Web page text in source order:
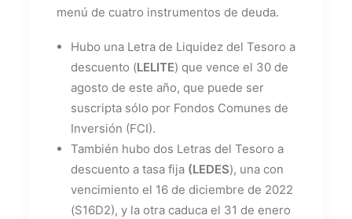
menú de cuatro instrumentos de deuda.
Hubo una Letra de Liquidez del Tesoro a
descuento (LELITE) que vence el 30 de
agosto de este año, que puede ser
suscripta sólo por Fondos Comunes de
Inversión (FCI).
También hubo dos Letras del Tesoro a
descuento a tasa fija (LEDES), una con
vencimiento el 16 de diciembre de 2022
(S16D2), y la otra caduca el 31 de enero